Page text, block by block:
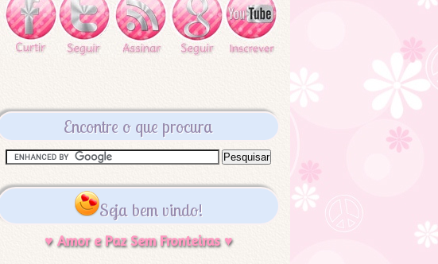
Encontre o que procura
Seja bem vindo!
♥ Amor e Paz Sem Fronteiras ♥